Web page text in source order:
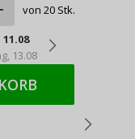
von 20 Stk.
13.08